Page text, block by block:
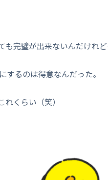
完璧が出来ないんだけれど
するのは得意なんだった。
くらい（笑）